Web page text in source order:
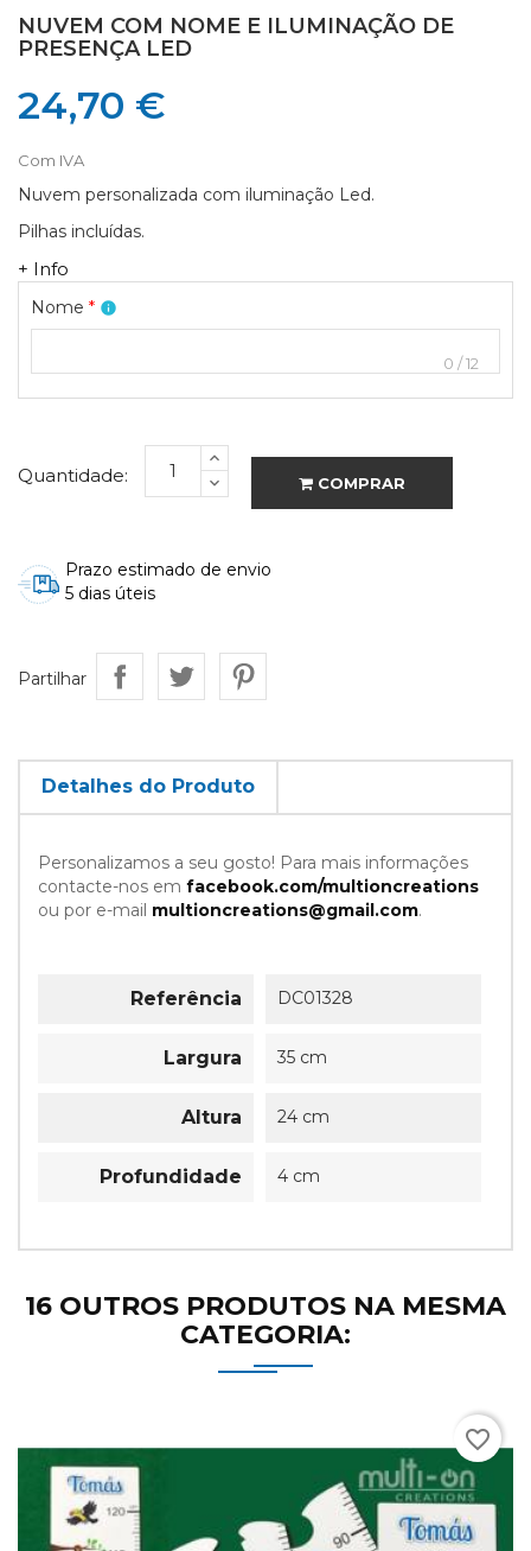
NUVEM COM NOME E ILUMINAÇÃO DE
PRESENÇA LED
24,70 €
Com IVA
Nuvem personalizada com iluminação Led.
Pilhas incluídas.
+ Info
Nome * info
0 /12
Quantidade: COMPRAR
Prazo estimado de envio
5 dias úteis
Partilhar
Detalhes do Produto
Personalizamos a seu gosto! Para mais informações
contacte-nos em facebook.com/multioncreations
ou por e-mail multioncreations@gmail.com.
Referência DC01328
Largura 35 cm
Altura 24 cm
Profundidade 4 cm
16 OUTROS PRODUTOS NA MESMA
CATEGORIA:
favorite_border